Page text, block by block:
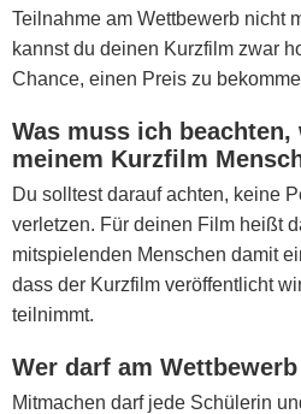
Teilnahme am Wettbewerb nicht
kannst du deinen Kurzfilm zwar
Chance, einen Preis zu
Was muss ich beachten,
meinem Kurzfilm
Du solltest darauf achten, keine
verletzen. Für deinen Film heißt
mitspielenden Menschen damit
dass der Kurzfilm veröffentlicht
teilnimmt.
Wer darf am
Mitmachen darf jede Schülerin